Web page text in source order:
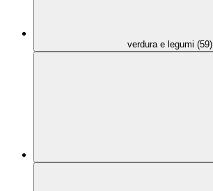
verdura e legumi (59)